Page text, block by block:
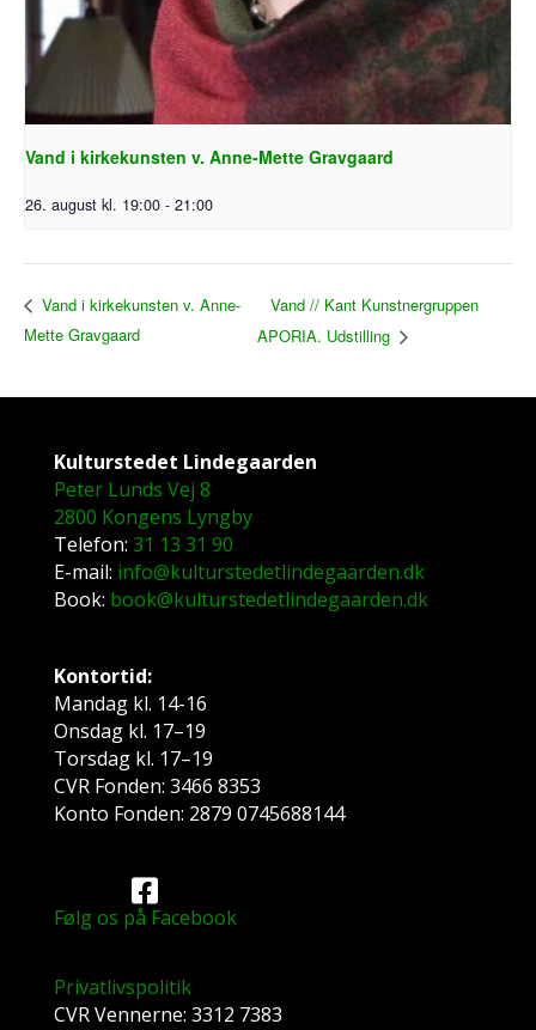
Vand i kirkekunsten v. Anne-Mette Gravgaard
26. august kl. 19:00 - 21:00
Vand i kirkekunsten v. Anne-
Mette Gravgaard
Vand // Kant Kunstnergruppen
APORIA. Udstilling
Kulturstedet Lindegaarden
Peter Lunds Vej 8
2800 Kongens Lyngby
Telefon: 31 13 31 90
E-mail: info@kulturstedetlindegaarden.dk
Book: book@kulturstedetlindegaarden.dk
Kontortid:
Mandag kl. 14-16
Onsdag kl. 17–19
Torsdag kl. 17–19
CVR Fonden: 3466 8353
Konto Fonden: 2879 0745688144
Følg os på Facebook
Privatlivspolitik
CVR Vennerne: 3312 7383